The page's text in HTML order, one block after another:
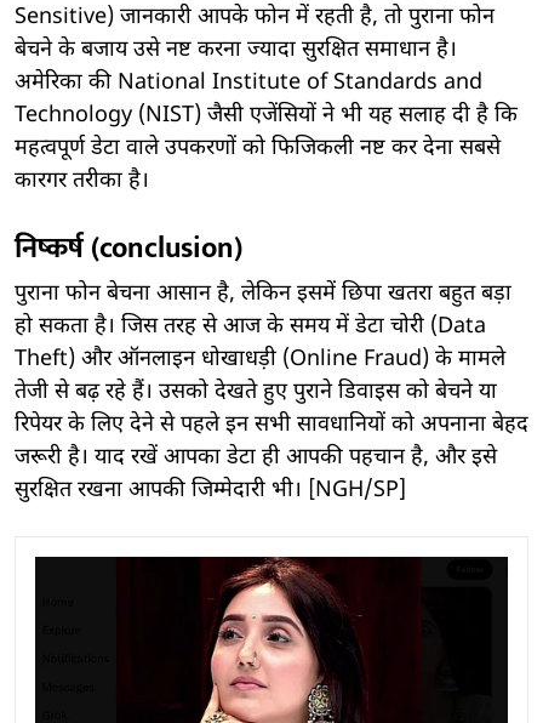
Sensitive) जानकारी आपके फोन में रहती है, तो पुराना फोन
बेचने के बजाय उसे नष्ट करना ज्यादा सुरक्षित समाधान है।
अमेरिका की National Institute of Standards and
Technology (NIST) जैसी एजेंसियों ने भी यह सलाह दी है कि
महत्वपूर्ण डेटा वाले उपकरणों को फिजिकली नष्ट कर देना सबसे
कारगर तरीका है।
निष्कर्ष (conclusion)
पुराना फोन बेचना आसान है, लेकिन इसमें छिपा खतरा बहुत बड़ा
हो सकता है। जिस तरह से आज के समय में डेटा चोरी (Data
Theft) और ऑनलाइन धोखाधड़ी (Online Fraud) के मामले
तेजी से बढ़ रहे हैं। उसको देखते हुए पुराने डिवाइस को बेचने या
रिपेयर के लिए देने से पहले इन सभी सावधानियों को अपनाना बेहद
जरूरी है। याद रखें आपका डेटा ही आपकी पहचान है, और इसे
सुरक्षित रखना आपकी जिम्मेदारी भी। [NGH/SP]